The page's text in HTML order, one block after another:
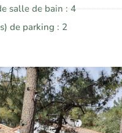
salle de bain : 4
de parking : 2